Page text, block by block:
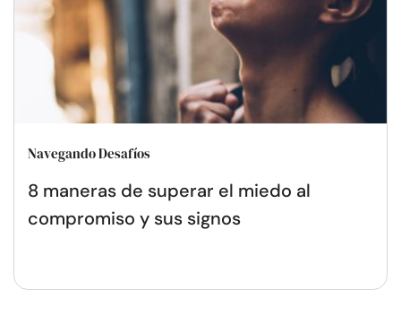
Navegando Desafíos
8 maneras de superar el miedo al
compromiso y sus signos